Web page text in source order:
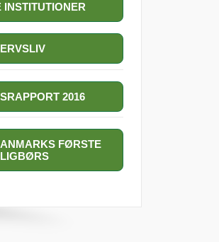
2016
FØRSTE